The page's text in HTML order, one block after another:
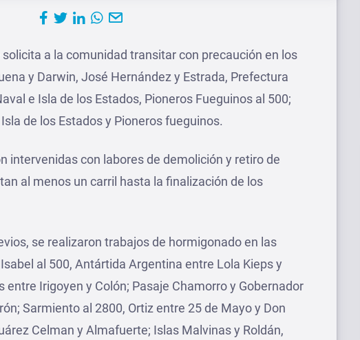
a la comunidad transitar con precaución en los
y Darwin, José Hernández y Estrada, Prefectura
e Isla de los Estados, Pioneros Fueguinos al 500;
de los Estados y Pioneros fueguinos.
intervenidas con labores de demolición y retiro de
al menos un carril hasta la finalización de los
se realizaron trabajos de hormigonado en las
al 500, Antártida Argentina entre Lola Kieps y
entre Irigoyen y Colón; Pasaje Chamorro y Gobernador
Sarmiento al 2800, Ortiz entre 25 de Mayo y Don
Celman y Almafuerte; Islas Malvinas y Roldán,